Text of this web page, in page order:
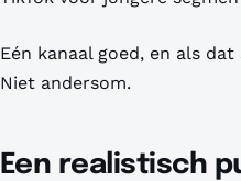
Eén kanaal goed, en als
Niet andersom.
Een realistisch